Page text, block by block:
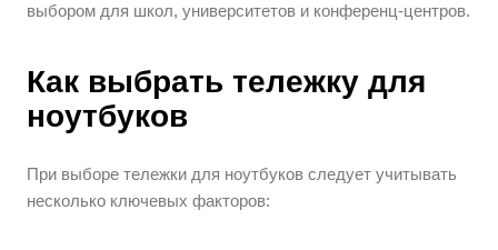
выбором для школ, университетов и конференц-центров.
Как выбрать тележку для
ноутбуков
При выборе тележки для ноутбуков следует учитывать
несколько ключевых факторов: